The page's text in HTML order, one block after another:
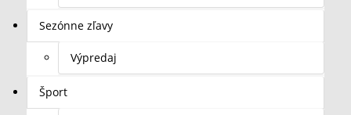
Sezónne zľavy
Výpredaj
Šport